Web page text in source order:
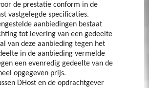
de prestatie conform in de
vastgelegde specificaties.
aanbiedingen bestaat
tot levering van een gedeelte
van deze aanbieding tegen het
in de aanbieding vermelde
een evenredig gedeelte van de
opgegeven prijs.
DHost en de opdrachtgever